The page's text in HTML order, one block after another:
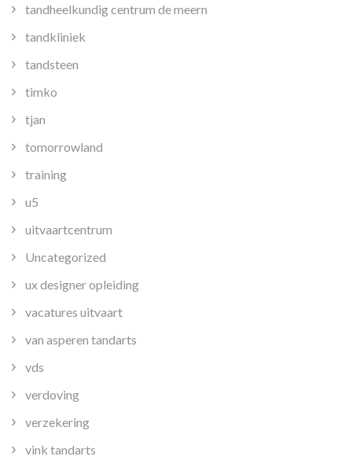
tandheelkundig centrum de meern
tandkliniek
tandsteen
timko
tjan
tomorrowland
training
u5
uitvaartcentrum
Uncategorized
ux designer opleiding
vacatures uitvaart
van asperen tandarts
vds
verdoving
verzekering
vink tandarts